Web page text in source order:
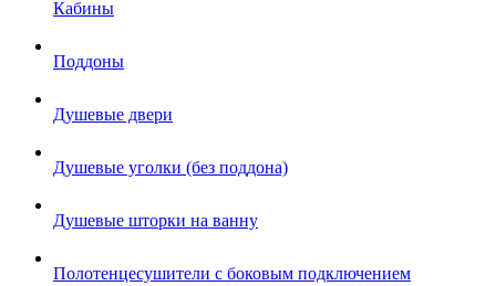
Кабины
Поддоны
Душевые двери
Душевые уголки (без поддона)
Душевые шторки на ванну
Полотенцесушители с боковым подключением